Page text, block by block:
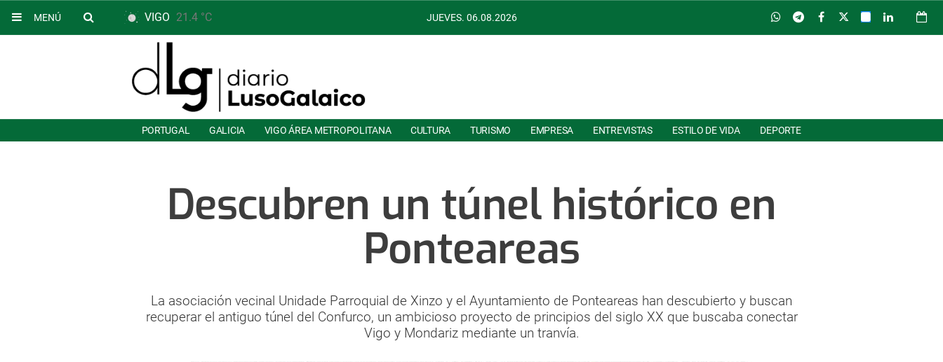
MENÚ VIGO 21.4 °C JUEVES. 06.08.2026
PORTUGAL GALICIA VIGO ÁREA METROPOLITANA CULTURA TURISMO EMPRESA ENTREVISTAS ESTILO DE VIDA DEPORTE
Descubren un túnel histórico en
Ponteareas
La asociación vecinal Unidade Parroquial de Xinzo y el Ayuntamiento de Ponteareas han descubierto y buscan
recuperar el antiguo túnel del Confurco, un ambicioso proyecto de principios del siglo XX que buscaba conectar
Vigo y Mondariz mediante un tranvía.